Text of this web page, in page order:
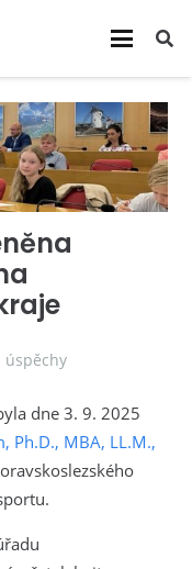
úspěchy
dne 3. 9. 2025
Ph.D., MBA, LL.M.,